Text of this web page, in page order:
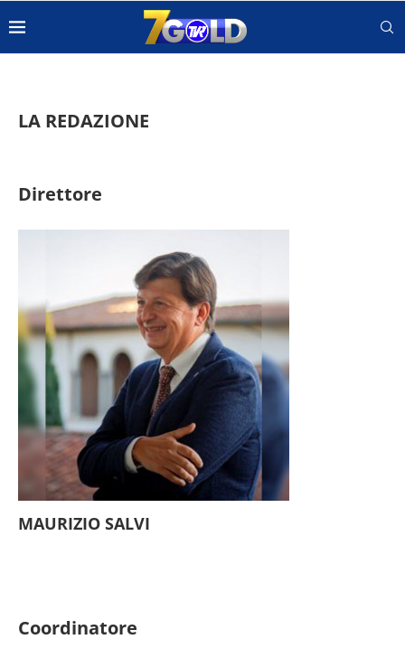
LA REDAZIONE
Direttore
MAURIZIO SALVI
Coordinatore